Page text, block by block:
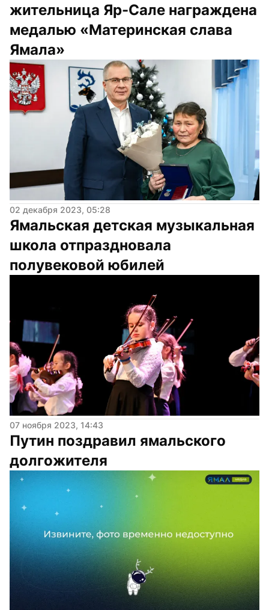
жительница Яр-Сале награждена
медалью «Материнская слава
Ямала»
02 декабря 2023, 05:28
Ямальская детская музыкальная
школа отпраздновала
полувековой юбилей
07 ноября 2023, 14:43
Путин поздравил ямальского
долгожителя